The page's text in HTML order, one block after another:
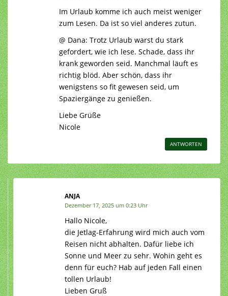
Im Urlaub komme ich auch meist weniger
zum Lesen. Da ist so viel anderes zutun.
@ Dana: Trotz Urlaub warst du stark
gefordert, wie ich lese. Schade, dass ihr
krank geworden seid. Manchmal läuft es
richtig blöd. Aber schön, dass ihr
wenigstens so fit gewesen seid, um
Spaziergänge zu genießen.
Liebe Grüße
Nicole
ANTWORTEN
ANJA
Dezember 17, 2025 um 0:23 Uhr
Hallo Nicole,
die Jetlag-Erfahrung wird mich auch vom
Reisen nicht abhalten. Dafür liebe ich
Sonne und Meer zu sehr. Wohin geht es
denn für euch? Hab auf jeden Fall einen
tollen Urlaub!
Lieben Gruß